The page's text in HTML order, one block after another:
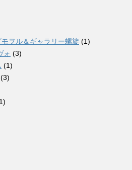
ヲル＆ギャラリー螺旋 (1)
ォ (3)
(1)
(3)